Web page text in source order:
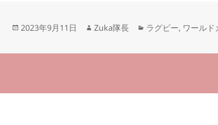
投
日:
2023年9月11日
作
者
Zuka隊長
カ
ゴ
ラグビー, ワールド